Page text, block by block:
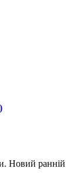
Новий ранній